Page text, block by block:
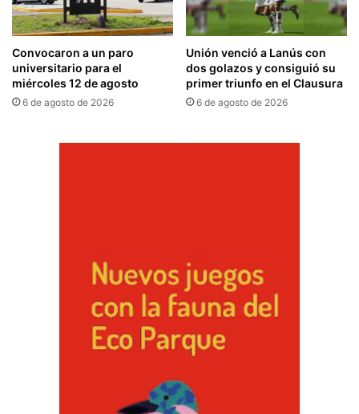
Convocaron a un paro
universitario para el
miércoles 12 de agosto
6 de agosto de 2026
Unión venció a Lanús con
dos golazos y consiguió su
primer triunfo en el Clausura
6 de agosto de 2026